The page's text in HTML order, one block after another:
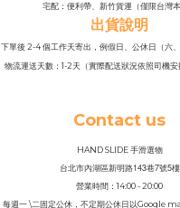
宅配：便利帶、新竹貨運（僅限台灣本
出貨說明
下單後 2-4 個工作天寄出，例假日、公休日（六
物流運送天數：1-2天（實際配送狀況依照司機安
Contact us
HAND SLIDE 手滑選物
台北市內湖區新明路143巷7號5樓
營業時間：14:00 - 20:00
每週一 \二固定公休，不定期公休日以Google